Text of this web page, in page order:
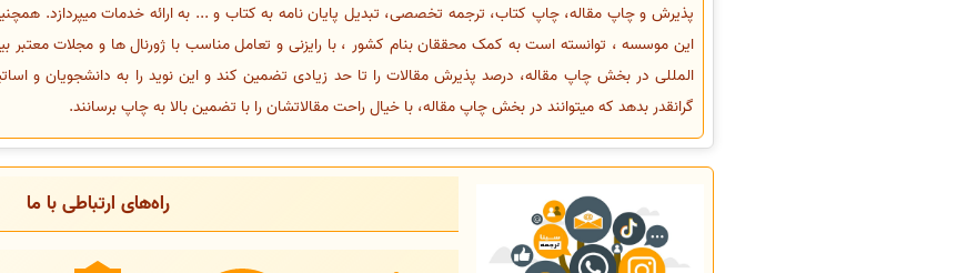
پذیرش و چاپ مقاله، چاپ کتاب، ترجمه تخصصی، تبدیل پایان نامه به کتاب و ... به ارائه خدمات میپردازد.
این موسسه ، توانسته است به کمک محققان بنام کشور ، با رایزنی و تعامل مناسب با ژورنال ها و مجلات معتبر
المللی در بخش چاپ مقاله، درصد پذیرش مقالات را تا حد زیادی تضمین کند و این نوید را به دانشجویان و
گرانقدر بدهد که میتوانند در بخش چاپ مقاله، با خیال راحت مقالاتشان را با تضمین بالا به چاپ برسانند.
راه‌های ارتباطی با ما